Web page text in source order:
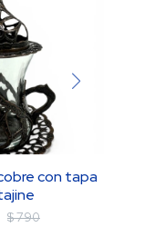
con tapa
$790